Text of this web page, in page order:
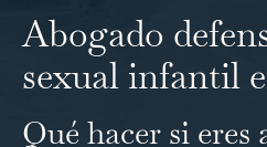
Abogado
sexual infantil
Qué hacer si eres